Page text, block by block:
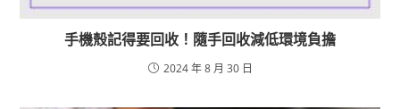
手機殼記得要回收！隨手回收減低環境負擔
2024 年 8 月 30 日